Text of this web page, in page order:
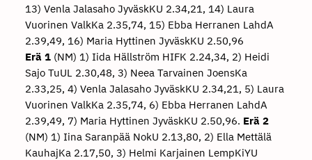
13) Venla Jalasaho JyväskKU 2.34,21, 14) Laura
Vuorinen ValkKa 2.35,74, 15) Ebba Herranen LahdA
2.39,49, 16) Maria Hyttinen JyväskKU 2.50,96
Erä 1(NM) 1) Iida Hällström HIFK 2.24,34, 2) Heidi
Sajo TuUL 2.30,48, 3) Neea Tarvainen JoensKa
2.33,25, 4) Venla Jalasaho JyväskKU 2.34,21, 5) Laura
Vuorinen ValkKa 2.35,74, 6) Ebba Herranen LahdA
2.39,49, 7) Maria Hyttinen JyväskKU 2.50,96. Erä 2
(NM) 1) Iina Saranpää NokU 2.13,80, 2) Ella Mettälä
KauhajKa 2.17,50, 3) Helmi Karjainen LempKiYU